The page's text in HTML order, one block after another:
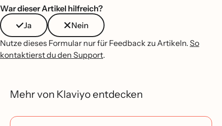
War dieser Artikel hilfreich?
Ja
Nein
Nutze dieses Formular nur für Feedback zu Artikeln. So
kontaktierst du den Support.
Mehr von Klaviyo entdecken